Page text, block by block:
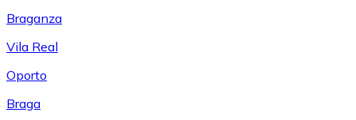
Braganza
Vila Real
Oporto
Braga